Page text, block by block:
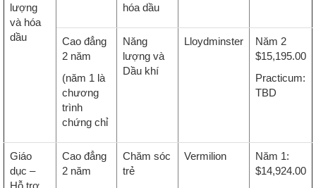
lượng
và hóa
dầu
hóa dầu
Cao đẳng
2 năm
(năm 1 là
chương
trình
chứng chỉ
Năng
lượng và
Dầu khí
Lloydminster
Năm 2
$15,195.00
Practicum:
TBD
Giáo
dục –
Cao đẳng
2 năm
Chăm sóc
trẻ
Vermilion
Năm 1:
$14,924.00